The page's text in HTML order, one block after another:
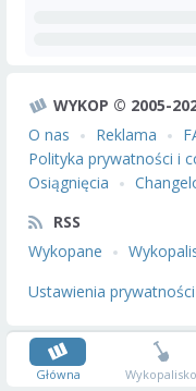
WYKOP © 2005-
O nas
Reklama
Polityka prywatności i
Osiągnięcia
RSS
Wykopane
Ustawienia prywatności
Główna Wykopalisko